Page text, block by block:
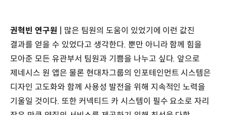
권혁빈 연구원 |
많은 팀원의 도움이 있었기에 이런 값진
결과를 얻을 수 있었다고 생각한다. 뿐만 아니라 함께 힘을
모아준 모든 유관부서 팀원과 기쁨을 나누고 싶다. 앞으로
제네시스 원 앱은 물론 현대차그룹의 인포테인먼트 시스템은
디자인 고도화와 함께 사용성 발전을 위해 지속적인 노력을
기울일 것이다. 또한 커넥티드 카 시스템이 필수 요소로 자리